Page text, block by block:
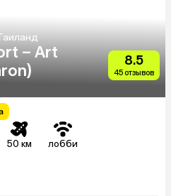
– Art
8.5
45 отзывов
50 км лобби